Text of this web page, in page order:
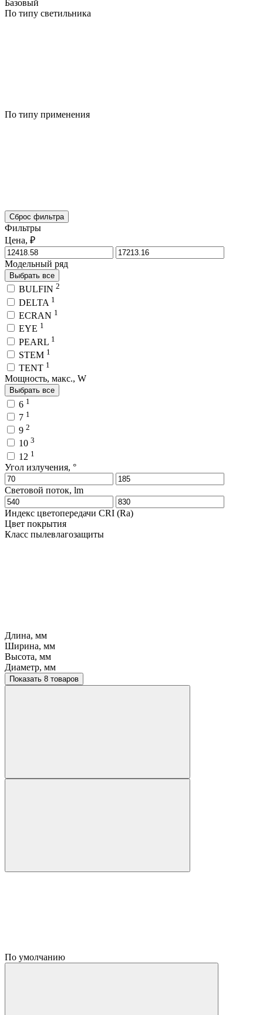
Базовый
По типу светильника
По типу применения
Сброс фильтра
Фильтры
Цена, ₽
Модельный ряд
Выбрать все
BULFIN 2
DELTA 1
ECRAN 1
EYE 1
PEARL 1
STEM 1
TENT 1
Мощность, макс., W
Выбрать все
6 1
7 1
9 2
10 3
12 1
Угол излучения, °
Световой поток, lm
Индекс цветопередачи CRI (Ra)
Цвет покрытия
Класс пылевлагозащиты
Длина, мм
Ширина, мм
Высота, мм
Диаметр, мм
Показать 8 товаров
По умолчанию